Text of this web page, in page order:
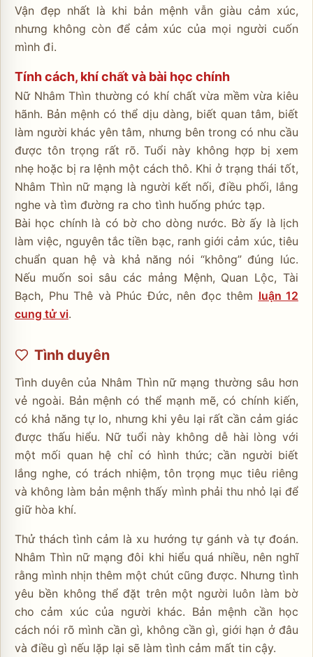
Vận đẹp nhất là khi bản mệnh vẫn giàu cảm xúc,
nhưng không còn để cảm xúc của mọi người cuốn
mình đi.
Tính cách, khí chất và bài học chính
Nữ Nhâm Thìn thường có khí chất vừa mềm vừa kiêu
hãnh. Bản mệnh có thể dịu dàng, biết quan tâm, biết
làm người khác yên tâm, nhưng bên trong có nhu cầu
được tôn trọng rất rõ. Tuổi này không hợp bị xem
nhẹ hoặc bị ra lệnh một cách thô. Khi ở trạng thái tốt,
Nhâm Thìn nữ mạng là người kết nối, điều phối, lắng
nghe và tìm đường ra cho tình huống phức tạp.
Bài học chính là có bờ cho dòng nước. Bờ ấy là lịch
làm việc, nguyên tắc tiền bạc, ranh giới cảm xúc, tiêu
chuẩn quan hệ và khả năng nói “không” đúng lúc.
Nếu muốn soi sâu các mảng Mệnh, Quan Lộc, Tài
Bạch, Phu Thê và Phúc Đức, nên đọc thêm luận 12
cung tử vi.
Tình duyên
Tình duyên của Nhâm Thìn nữ mạng thường sâu hơn
vẻ ngoài. Bản mệnh có thể mạnh mẽ, có chính kiến,
có khả năng tự lo, nhưng khi yêu lại rất cần cảm giác
được thấu hiểu. Nữ tuổi này không dễ hài lòng với
một mối quan hệ chỉ có hình thức; cần người biết
lắng nghe, có trách nhiệm, tôn trọng mục tiêu riêng
và không làm bản mệnh thấy mình phải thu nhỏ lại để
giữ hòa khí.
Thử thách tình cảm là xu hướng tự gánh và tự đoán.
Nhâm Thìn nữ mạng đôi khi hiểu quá nhiều, nên nghĩ
rằng mình nhịn thêm một chút cũng được. Nhưng tình
yêu bền không thể đặt trên một người luôn làm bờ
cho cảm xúc của người khác. Bản mệnh cần học
cách nói rõ mình cần gì, không cần gì, giới hạn ở đâu
và điều gì nếu lặp lại sẽ làm tình cảm mất tin cậy.